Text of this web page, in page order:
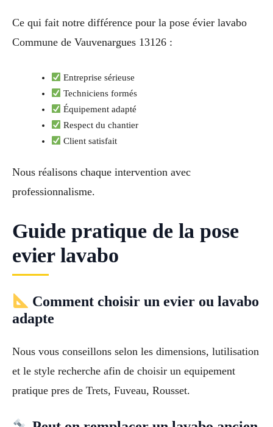
Ce qui fait notre différence pour la pose évier lavabo
Commune de Vauvenargues 13126 :
Entreprise sérieuse
Techniciens formés
Équipement adapté
Respect du chantier
Client satisfait
Nous réalisons chaque intervention avec
professionnalisme.
Guide pratique de la pose
evier lavabo
Comment choisir un evier ou lavabo
adapte
Nous vous conseillons selon les dimensions, lutilisation
et le style recherche afin de choisir un equipement
pratique pres de Trets, Fuveau, Rousset.